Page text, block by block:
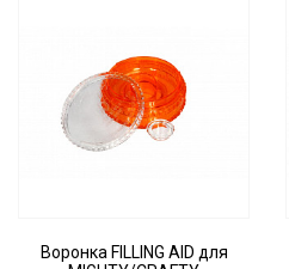
Воронка FILLING AID для